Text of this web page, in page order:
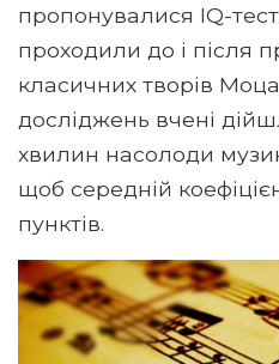
пропонувалися IQ-
проходили до і після
класичних творів
досліджень вчені
хвилин насолоди
щоб середній
пунктів.